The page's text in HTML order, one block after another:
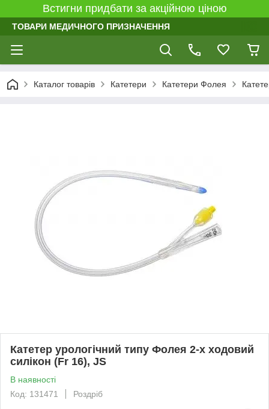
Встигни придбати за акційною ціною
ТОВАРИ МЕДИЧНОГО ПРИЗНАЧЕННЯ
Каталог товарів Катетери Катетери Фолея
Катетер урологічний типу Фолея 2-х ходовий
силікон (Fr 16), JS
В наявності
Код: 131471
Роздріб